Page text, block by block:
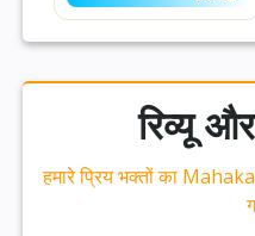
रिव्यू
हमारे प्रिय भक्तों का